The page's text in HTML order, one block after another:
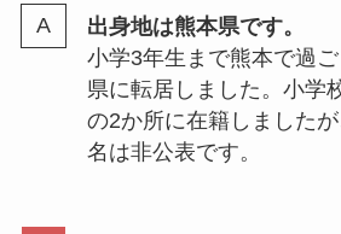
出身地は熊本県です。
小学3年生まで熊本で過
県に転居しました。小学
の2か所に在籍しました
名は非公表です。